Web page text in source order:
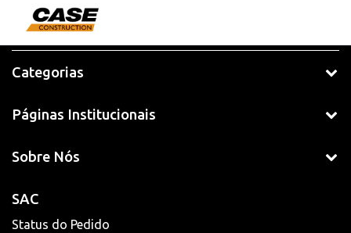
Categorias
Páginas Institucionais
Sobre Nós
SAC
Status do Pedido